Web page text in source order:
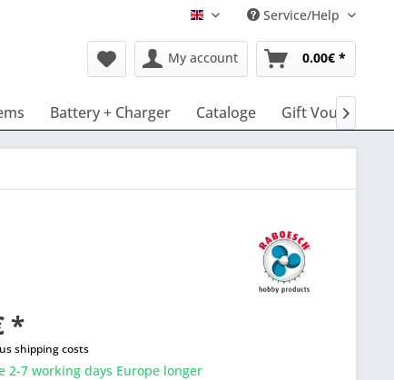
English Service/Help
My account 0.00€ *
Battery + Charger Cataloge Gift Vouchers

*
shipping costs
2-7 working days Europe longer